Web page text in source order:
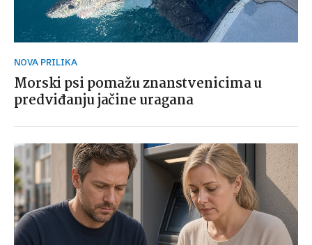
NOVA PRILIKA
Morski psi pomažu znanstvenicima u
predviđanju jačine uragana